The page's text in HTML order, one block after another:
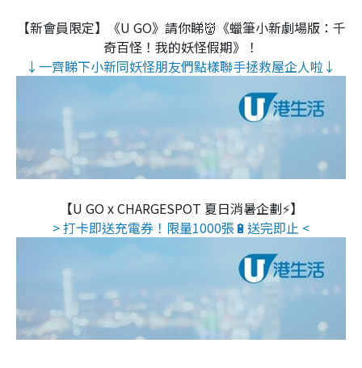
【新會員限定】《U GO》請你睇👹《蠟筆小新劇場版：千
奇百怪！我的妖怪假期》！
↓一齊睇下小新同妖怪朋友們點樣聯手拯救屋企人啦↓
【U GO x CHARGESPOT 夏日消暑企劃⚡】
> 打卡即送充電券！限量1000張🔋送完即止 <